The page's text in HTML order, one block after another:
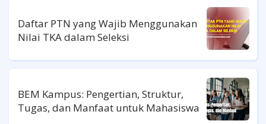
Daftar PTN yang Wajib Menggunakan
Nilai TKA dalam Seleksi
BEM Kampus: Pengertian, Struktur,
Tugas, dan Manfaat untuk Mahasiswa